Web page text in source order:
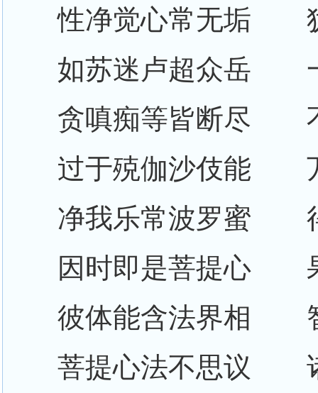
性净觉心常无垢
如苏迷卢超众岳
贪嗔痴等皆断尽
过于殑伽沙伎能
净我乐常波罗蜜
因时即是菩提心
彼体能含法界相
菩提心法不思议